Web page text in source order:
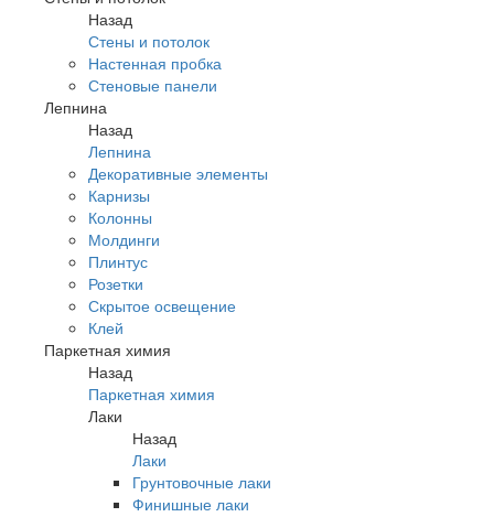
Назад
Стены и потолок
Настенная пробка
Стеновые панели
Лепнина
Назад
Лепнина
Декоративные элементы
Карнизы
Колонны
Молдинги
Плинтус
Розетки
Скрытое освещение
Клей
Паркетная химия
Назад
Паркетная химия
Лаки
Назад
Лаки
Грунтовочные лаки
Финишные лаки